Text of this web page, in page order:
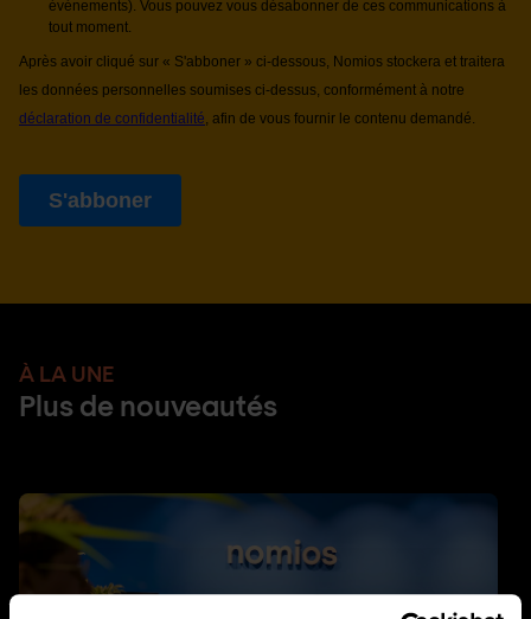
À LA UNE
Plus de nouveautés